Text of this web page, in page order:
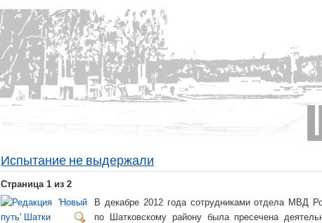
Испытание не выдержали
Страница 1 из 2
В декабре 2012 года сотрудниками отдела МВД
по Шатковскому району была пресечена